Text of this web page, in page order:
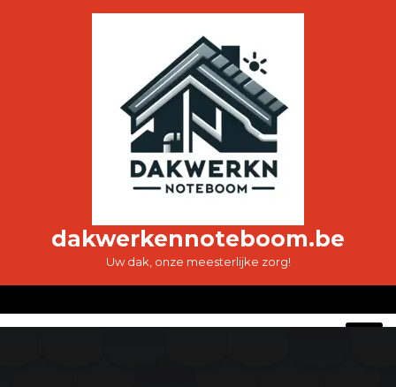
dakwerkennoteboom.be
Uw dak, onze meesterlijke zorg!